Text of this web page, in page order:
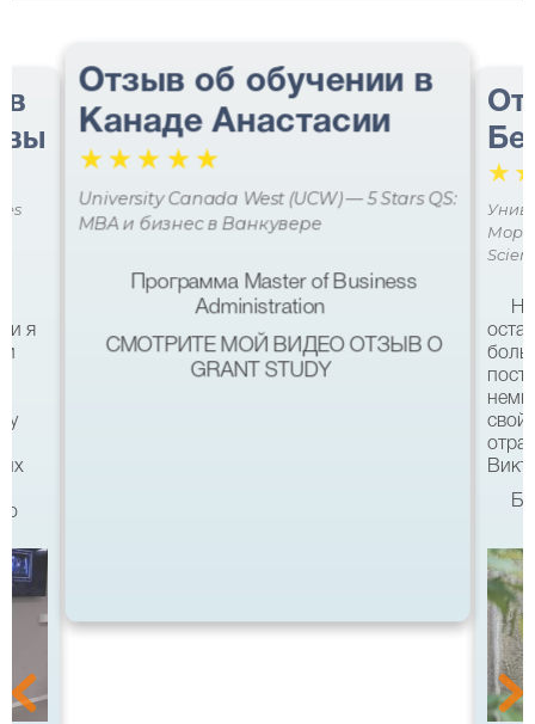
в
я
и
в
Отзыв об обучении в
Канаде Анастасии
☆☆☆ ☆☆
University Canada West (UCW) — 5 Stars QS:
MBA и бизнес в Ванкувере
Программа Master of Business
Administration
СМОТРИТЕ МОЙ ВИДЕО ОТЗЫВ О
GRANT STUDY
☆
Мора
свой
Все
Мура